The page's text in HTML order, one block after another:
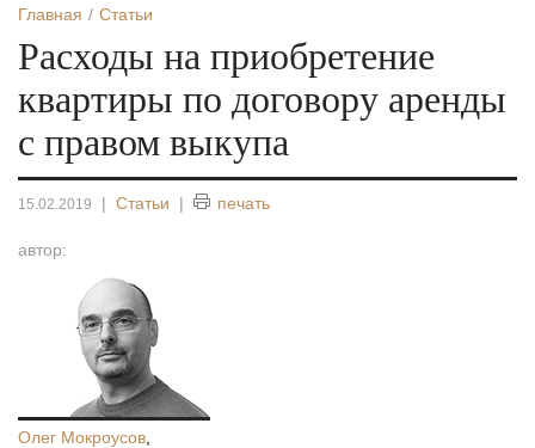
Главная Статьи
Расходы на приобретение
квартиры по договору аренды
с правом выкупа
15.02.2019 | Статьи | печать
автор:
Олег Мокроусов